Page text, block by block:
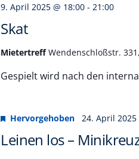
Skat
9. April 2025 @ 18:00 -21:00
MietertreffWendenschloßstr.
Gespielt wird nach den
Leinen los –
Hervorgehoben 24. April 2025